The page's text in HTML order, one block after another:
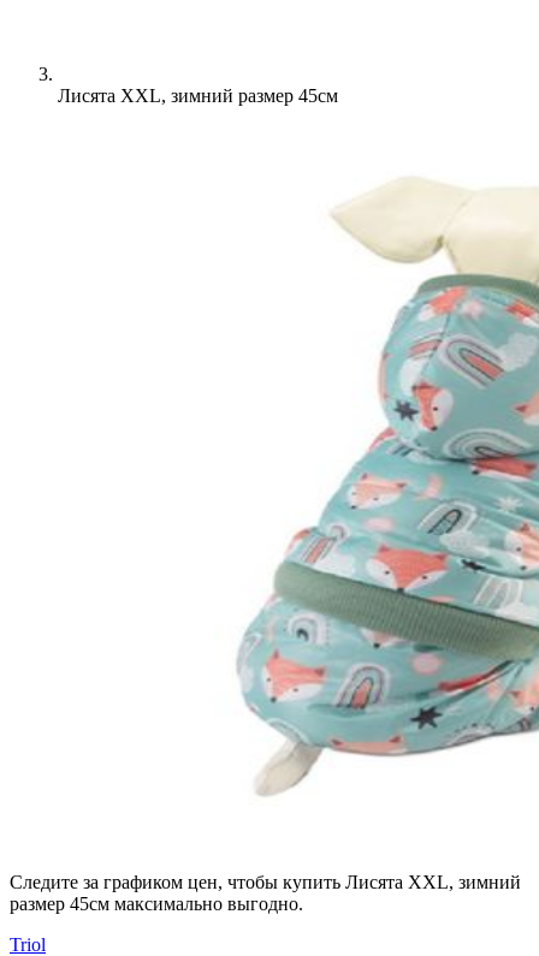
Лисята XXL, зимний размер 45см
Следите за графиком цен, чтобы купить Лисята XXL, зимний
размер 45см максимально выгодно.
Triol